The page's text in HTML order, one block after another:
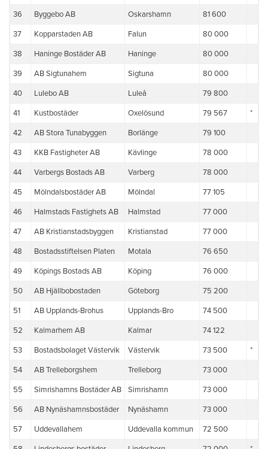
36 Byggebo AB Oskarshamn 81 600
37 Kopparstaden AB Falun 80 000
38 Haninge Bostäder AB Haninge 80 000
39 AB Sigtunahem Sigtuna 80 000
40 Lulebo AB Luleå 79 800
41 Kustbostäder Oxelösund 79 567 *
42 AB Stora Tunabyggen Borlänge 79 100
43 KKB Fastigheter AB Kävlinge 78 000
44 Varbergs Bostads AB Varberg 78 000
45 Mölndalsbostäder AB Mölndal 77 105
46 Halmstads Fastighets AB Halmstad 77 000
47 AB Kristianstadsbyggen Kristianstad 77 000
48 Bostadsstiftelsen Platen Motala 76 650
49 Köpings Bostads AB Köping 76 000
50 AB Hjällbobostaden Göteborg 75 200
51 AB Upplands-Brohus Upplands-Bro 74 500
52 Kalmarhem AB Kalmar 74 122
53 Bostadsbolaget Västervik Västervik 73 500 *
54 AB Trelleborgshem Trelleborg 73 000
55 Simrishamns Bostäder AB Simrishamn 73 000
56 AB Nynäshamnsbostäder Nynäshamn 73 000
57 Uddevallahem Uddevalla kommun 72 500